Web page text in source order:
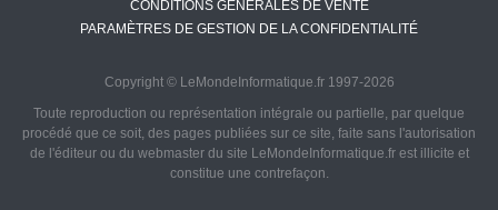
CONDITIONS GÉNÉRALES DE VENTE
PARAMÈTRES DE GESTION DE LA CONFIDENTIALITÉ
Copyright © LeMondeInformatique.fr 1997-2026
Toute reproduction ou représentation intégrale ou partielle, par quelque
procédé que ce soit, des pages publiées sur ce site, faite sans l'autorisation
de l'éditeur ou du webmaster du site LeMondeInformatique.fr est illicite et
constitue une contrefaçon.